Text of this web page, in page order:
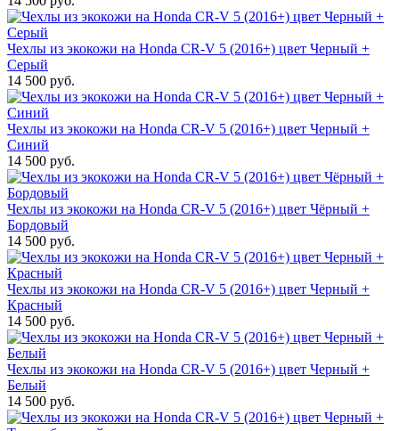
Чехлы из экокожи на Honda CR-V 5 (2016+) цвет Черный +
Серый
14 500 руб.
Чехлы из экокожи на Honda CR-V 5 (2016+) цвет Черный +
Синий
14 500 руб.
Чехлы из экокожи на Honda CR-V 5 (2016+) цвет Чёрный +
Бордовый
14 500 руб.
Чехлы из экокожи на Honda CR-V 5 (2016+) цвет Черный +
Красный
14 500 руб.
Чехлы из экокожи на Honda CR-V 5 (2016+) цвет Черный +
Белый
14 500 руб.